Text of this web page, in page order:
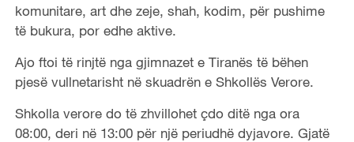
komunitare, art dhe zeje, shah, kodim, për pushime
të bukura, por edhe aktive.
Ajo ftoi të rinjtë nga gjimnazet e Tiranës të bëhen
pjesë vullnetarisht në skuadrën e Shkollës Verore.
Shkolla verore do të zhvillohet çdo ditë nga ora
08:00, deri në 13:00 për një periudhë dyjavore. Gjatë